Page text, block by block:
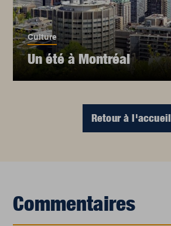
Culture
Un été à Montréal
Retour à l'accueil
Commentaires